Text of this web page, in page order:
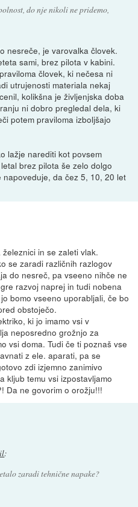
do nje nikoli ne pridemo,
nesreče, je varovalka človek.
sami, brez pilota v kabini.
človek, ki nečesa ni
utrujenosti materiala nekaj
kolikšna je življenjska doba
ni dobro pregledal dela, ki
potem praviloma izboljšajo
lažje narediti kot povsem
brez pilota še zelo dolgo
da čez 5, 10, 20 let
in se zaleti vlak.
se zaradi različnih razlogov
do nesreč, pa vseeno nihče ne
razvoj naprej in tudi nobena
bomo vseeno uporabljali, če bo
obstoječo.
ki jo imamo vsi v
neposredno grožnjo za
vsi doma. Tudi če ti poznaš vse
z ele. aparati, pa se
zdi izjemno zanimivo
kljub temu vsi izpostavljamo
Da ne govorim o orožju!!!
:
zaradi tehnične napake?